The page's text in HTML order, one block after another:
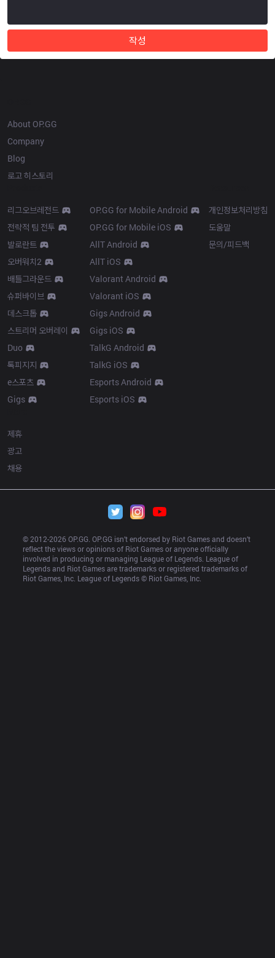
작성
About OP.GG
Company
Blog
로고 히스토리
리그오브레전드
전략적 팀 전투
발로란트
오버워치2
배틀그라운드
슈퍼바이브
데스크톱
스트리머 오버레이
Duo
톡피지지
e스포츠
Gigs
OP.GG for Mobile Android
OP.GG for Mobile iOS
AllT Android
AllT iOS
Valorant Android
Valorant iOS
Gigs Android
Gigs iOS
TalkG Android
TalkG iOS
Esports Android
Esports iOS
개인정보처리방침
도움말
문의/피드백
제휴
광고
채용
© 2012-2026 OP.GG. OP.GG isn’t endorsed by Riot Games and doesn’t
reflect the views or opinions of Riot Games or anyone officially
involved in producing or managing League of Legends. League of
Legends and Riot Games are trademarks or registered trademarks of
Riot Games, Inc. League of Legends © Riot Games, Inc.